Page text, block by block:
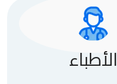
الأطباء